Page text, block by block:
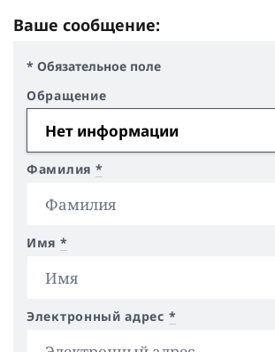
Ваше сообщение:
* Обязательное поле
Обращение
Фамилия *
Имя *
Электронный адрес *